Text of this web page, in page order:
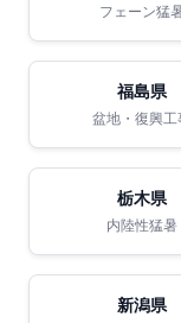
フェーン猛
福島県
盆地・復興工
栃木県
内陸性猛暑
新潟県